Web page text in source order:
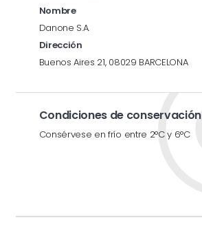
Nombre
Danone S.A.
Dirección
Buenos Aires 21, 08029 BARCELONA
Condiciones de conservación
Consérvese en frío entre 2°C y 6°C